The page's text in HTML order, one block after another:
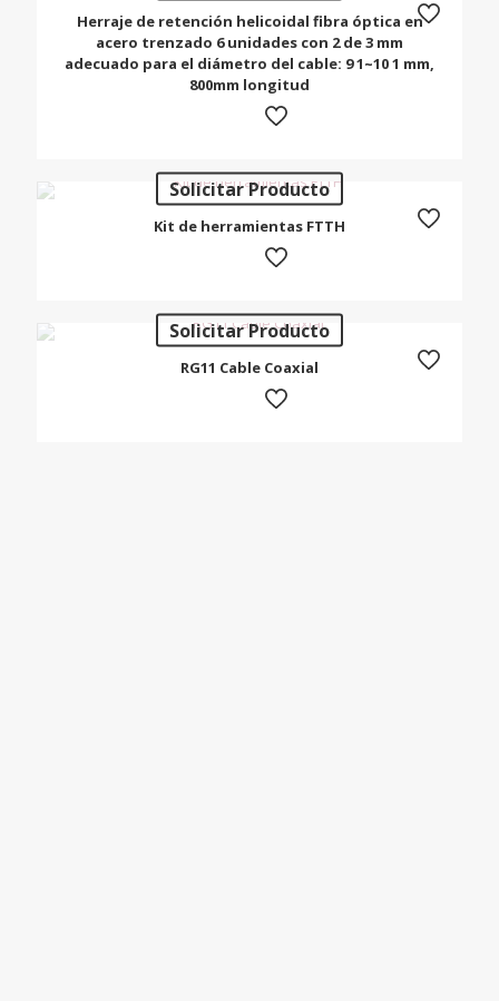
Herraje de retención helicoidal fibra óptica en
acero trenzado 6 unidades con 2 de 3 mm
adecuado para el diámetro del cable: 9 1~10 1 mm,
800mm longitud
Solicitar Producto
Kit de herramientas FTTH
Solicitar Producto
RG11 Cable Coaxial